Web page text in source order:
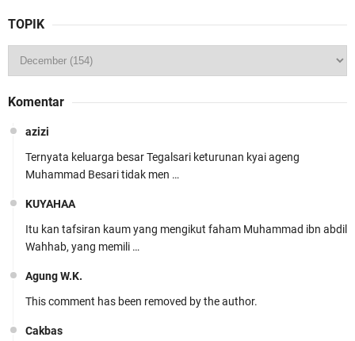
TOPIK
Komentar
azizi
Ternyata keluarga besar Tegalsari keturunan kyai ageng
Muhammad Besari tidak men …
KUYAHAA
Itu kan tafsiran kaum yang mengikut faham Muhammad ibn abdil
Wahhab, yang memili …
Agung W.K.
This comment has been removed by the author.
Cakbas